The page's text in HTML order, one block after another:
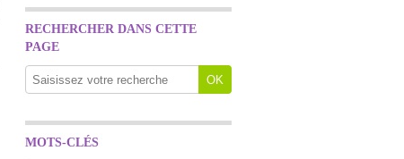
RECHERCHER DANS CETTE
PAGE
MOTS-CLÉS